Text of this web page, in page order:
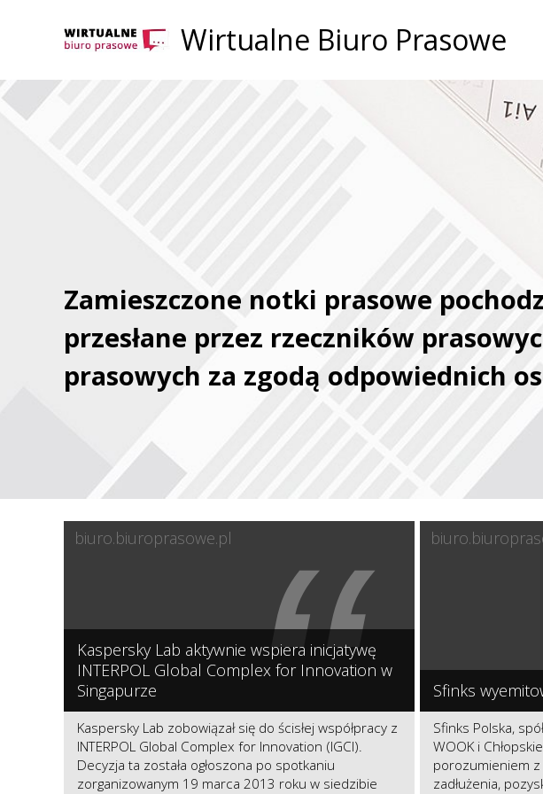
Wirtualne Biuro Prasowe
Zamieszczone notki prasowe
przesłane przez rzeczników
prasowych za zgodą odpowiednich
biuro.biuroprasowe.pl “
Kaspersky Lab aktywnie wspiera inicjatywę
INTERPOL Global Complex for Innovation w
Singapurze
Kaspersky Lab zobowiązał się do ścisłej współpracy z
INTERPOL Global Complex for Innovation (IGCI).
Decyzja ta została ogłoszona po spotkaniu
zorganizowanym 19 marca 2013 roku w siedzibie
Sfinks
Sfinks Polska,
WOOK i
porozumieniem
zadłużenia,